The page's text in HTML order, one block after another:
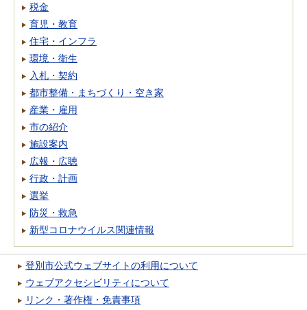
税金
育児・教育
住宅・インフラ
環境・衛生
入札・契約
都市整備・まちづくり・空き家
産業・雇用
市の紹介
施設案内
広報・広聴
行政・計画
選挙
防災・救急
新型コロナウイルス関連情報
登別市公式ウェブサイトの利用について
ウェブアクセシビリティについて
リンク・著作権・免責事項